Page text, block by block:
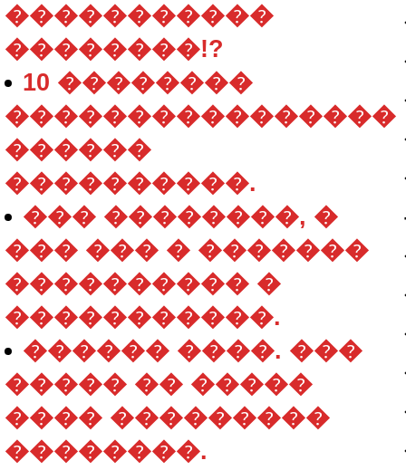
�����������
��������!?
10 ��������
����������������
������
����������.
��� ��������, �
��� ��� � �������
���������� �
�����������.
������ ����. ���
����� �� �����
���� ���������
��������.